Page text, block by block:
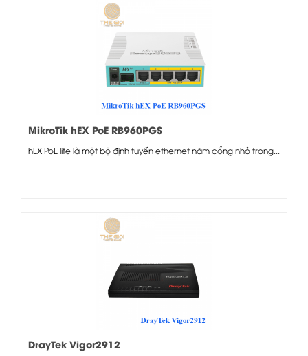
MikroTik hEX PoE RB960PGS
hEX PoE lite là một bộ định tuyến ethernet năm cổng nhỏ trong...
DrayTek Vigor2912